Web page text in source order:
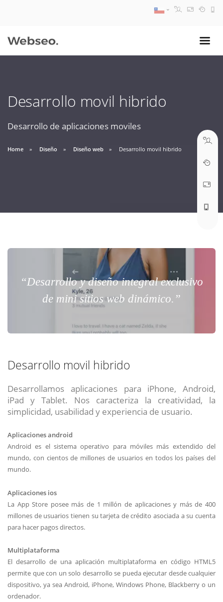
Desarrollo movil hibrido
Desarrollo de aplicaciones moviles
Home Diseño Diseño web Desarrollo movil hibrido
“Desarrollo y diseño integral exclusivo
de mini sitios web dinámico.”
Desarrollo movil hibrido
Desarrollamos aplicaciones para iPhone, Android,
iPad y Tablet. Nos caracteriza la creatividad, la
simplicidad, usabilidad y experiencia de usuario.
Aplicaciones android
Android es el sistema operativo para móviles más extendido del
mundo, con cientos de millones de usuarios en todos los países del
mundo.
Aplicaciones ios
La App Store posee más de 1 millón de aplicaciones y más de 400
millones de usuarios tienen su tarjeta de crédito asociada a su cuenta
para hacer pagos directos.
Multiplataforma
El desarrollo de una aplicación multiplataforma en código HTML5
permite que con un solo desarrollo se pueda ejecutar desde cualquier
dispositivo, ya sea Android, iPhone, Windows Phone, Blackberry o un
ordenador.
09:30 AM A 18:30 PM
soporte@webseo.cl